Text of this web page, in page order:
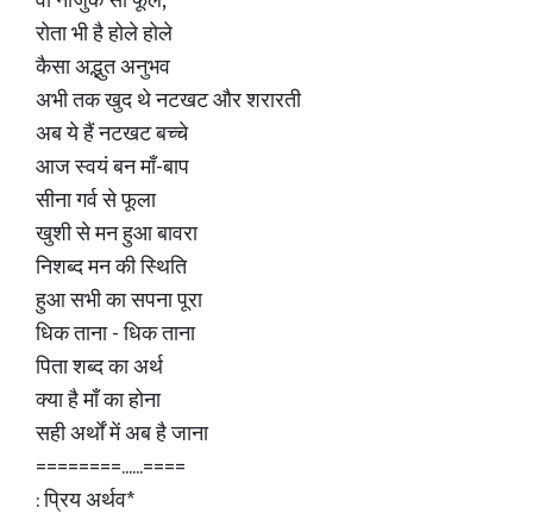
रोता भी है होले होले
कैसा अद्भुत अनुभव
अभी तक खुद थे नटखट और शरारती
अब ये हैं नटखट बच्चे
आज स्वयं बन माँ-बाप
सीना गर्व से फूला
खुशी से मन हुआ बावरा
निशब्द मन की स्थिति
हुआ सभी का सपना पूरा
धिक ताना - धिक ताना
पिता शब्द का अर्थ
क्या है माँ का होना
सही अर्थों में अब है जाना
========......====
: प्रिय अर्थव*